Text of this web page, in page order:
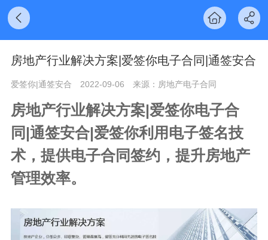
房地产行业解决方案|爱签你电子合同|通签安合
爱签你|通签安合 2022-09-06 来源：房地产电子合同
房地产行业解决方案|爱签你电子合
同|通签安合|爱签你利用电子签名技
术，提供电子合同签约，提升房地产
管理效率。